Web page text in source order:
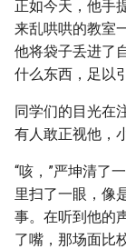
正如今天，他手
来乱哄哄的教室
他将袋子丢进了
什么东西，足以
同学们的目光在
有人敢正视他，
“咳，”严坤清了
里扫了一眼，像
事。在听到他的
了嘴，那场面比